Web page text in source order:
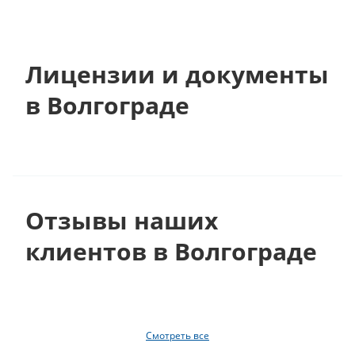
Лицензии и документы
в Волгограде
Отзывы наших
клиентов в Волгограде
Смотреть все